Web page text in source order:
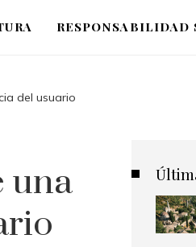
RESPONSABILIDAD
del usuario
una